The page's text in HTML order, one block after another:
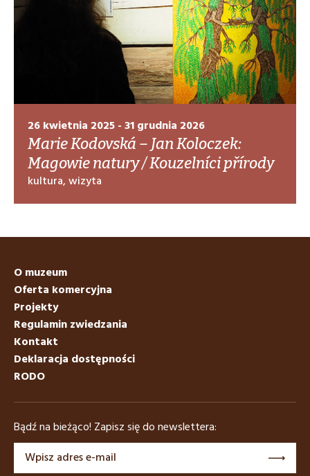
26 kwietnia 2025 - 31 grudnia 2026
Marie Kodovská – Jan Koloczek:
Magowie natury / Kouzelníci přírody
kultura, wizyta
O muzeum
Oferta komercyjna
Projekty
Regulamin zwiedzania
Kontakt
Deklaracja dostępności
RODO
Bądź na bieżąco! Zapisz się do newslettera: